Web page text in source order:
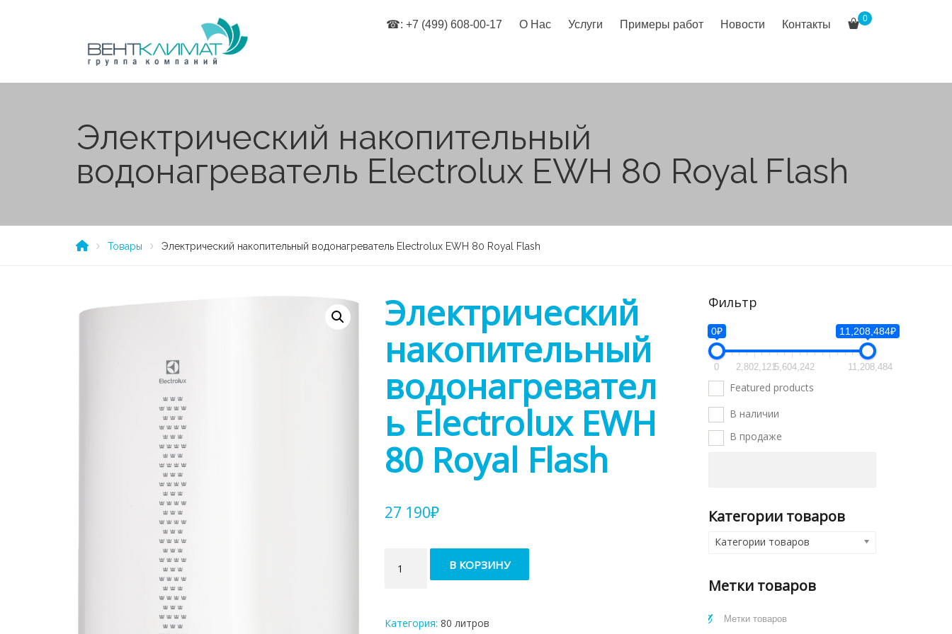
☎: +7 (499) 608-00-17 О Нас Услуги Примеры работ Новости Контакты 0
Электрический накопительный
водонагреватель Electrolux EWH 80 Royal Flash
Товары Электрический накопительный водонагреватель Electrolux EWH 80 Royal Flash
Электрический
накопительный
водонагревател
ь Electrolux EWH
80 Royal Flash
27 190₽
товара
Электрический
Electrolux
В КОРЗИНУ
Категория: 80 литров
Фильтр
0₽ 11,208,484₽
0 2,802,1215,604,242 11,208,484
Featured products
В наличии
В продаже
Категории товаров
Категории товаров
Метки товаров